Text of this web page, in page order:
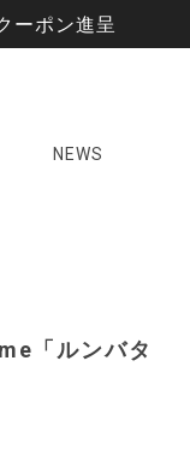
ーポン進呈
NEWS
「ルンバタ